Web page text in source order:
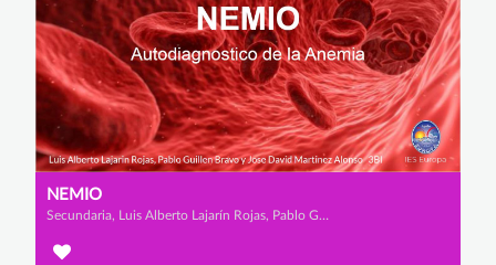
NEMIO
Secundaria, Luis Alberto Lajarín Rojas, Pablo Guillén Bravo y José David Martínez Alonso